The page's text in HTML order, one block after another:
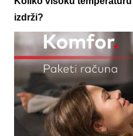
izdrži?